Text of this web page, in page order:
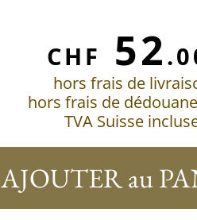
CHF 52
hors frais de
hors frais de
TVA Suisse
AJOUTER au